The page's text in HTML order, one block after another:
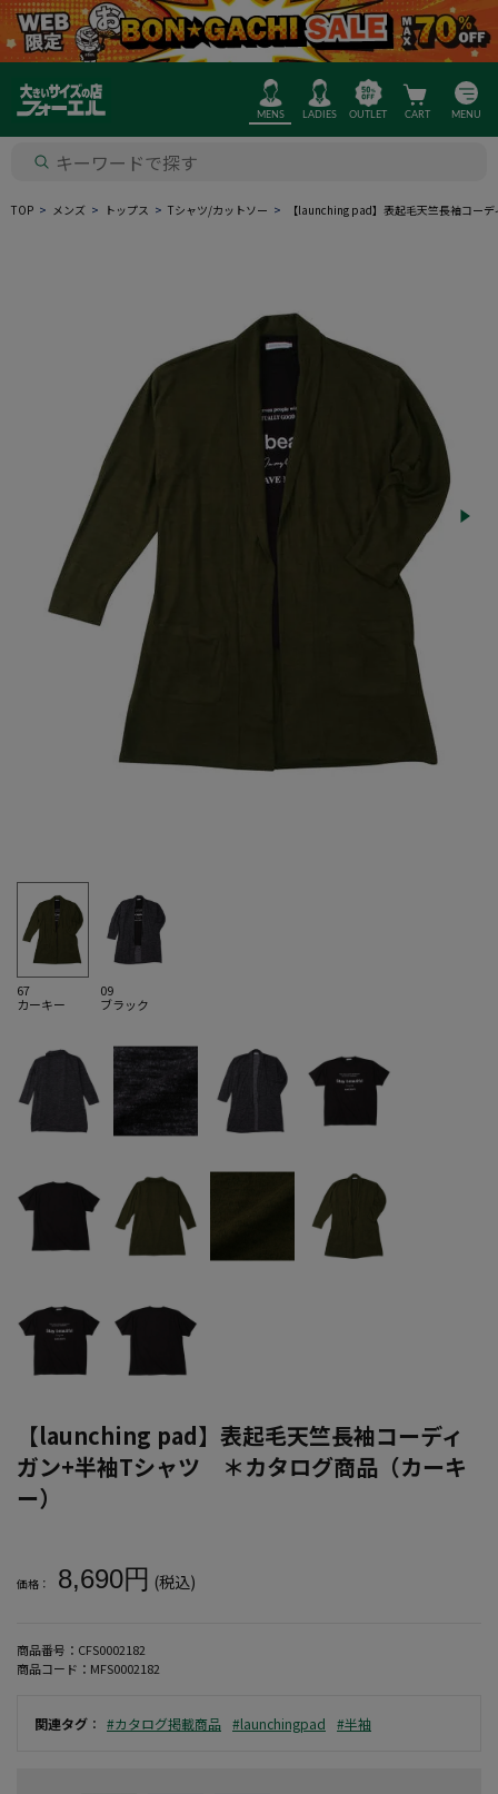
MENS LADIES OUTLET CART MENU
TOP メンズ トップス Tシャツ/カットソー 【launching pad】表起毛天竺長袖コー
67
カーキー
09
ブラック
【launching pad】表起毛天竺長袖コーディ
ガン+半袖Tシャツ ＊カタログ商品（カーキ
ー）
価格： 8,690円 (税込)
商品番号： CFS0002182
商品コード： MFS0002182
関連タグ ： #カタログ掲載商品 #launchingpad #半袖